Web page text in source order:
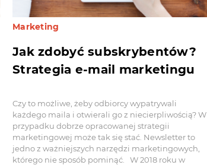
Marketing
Jak zdobyć subskrybentów?
Strategia e-mail marketingu
Czy to możliwe, żeby odbiorcy wypatrywali
każdego maila i otwierali go z niecierpliwością? W
przypadku dobrze opracowanej strategii
marketingowej może tak się stać. Newsletter to
jedno z ważniejszych narzędzi marketingowych,
którego nie sposób pominąć. W 2018 roku w